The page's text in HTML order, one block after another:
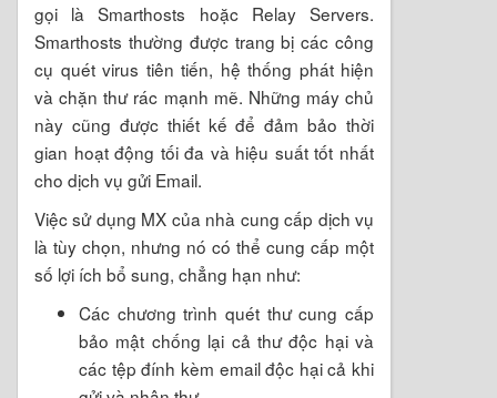
gọi là Smarthosts hoặc Relay Servers.
Smarthosts thường được trang bị các công
cụ quét virus tiên tiến, hệ thống phát hiện
và chặn thư rác mạnh mẽ. Những máy chủ
này cũng được thiết kế để đảm bảo thời
gian hoạt động tối đa và hiệu suất tốt nhất
cho dịch vụ gửi Email.
Việc sử dụng MX của nhà cung cấp dịch vụ
là tùy chọn, nhưng nó có thể cung cấp một
số lợi ích bổ sung, chẳng hạn như:
Các chương trình quét thư cung cấp
bảo mật chống lại cả thư độc hại và
các tệp đính kèm email độc hại cả khi